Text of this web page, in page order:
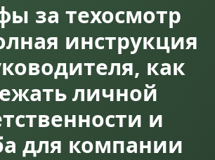
за техосмотр
инструкция
как
личной
и
для компании